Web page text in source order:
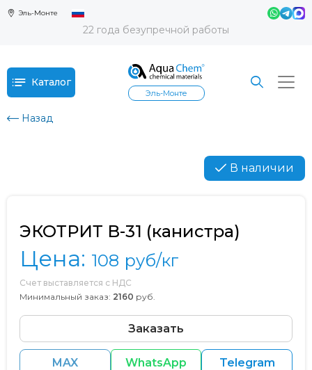
Эль-Монте
22 года безупречной работы
Каталог
Эль-Монте
Назад
В наличии
ЭКОТРИТ В-31 (канистра)
Цена: 108 руб/кг
Счет выставляется с НДС
Минимальный заказ: 2160 руб.
Заказать
MAX WhatsApp Telegram